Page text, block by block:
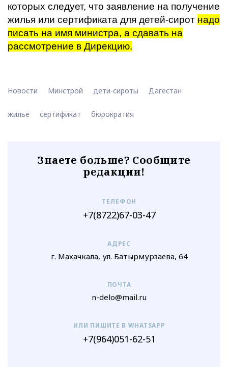
которых следует, что заявление на получение
жилья или сертификата для детей-сирот надо
писать на имя министра, а сдавать на
рассмотрение в Дирекцию.
Новости Минстрой дети-сироты Дагестан
жилье сертификат бюрократия
Знаете больше? Сообщите
редакции!
ТЕЛЕФОН
+7(8722)67-03-47
АДРЕС
г. Махачкала, ул. Батырмурзаева, 64
ПОЧТА
n-delo@mail.ru
ИЛИ ПИШИТЕ В WHATSAPP
+7(964)051-62-51